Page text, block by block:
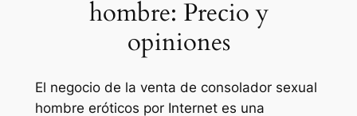
hombre: Precio y
opiniones
El negocio de la venta de consolador sexual
hombre eróticos por Internet es una